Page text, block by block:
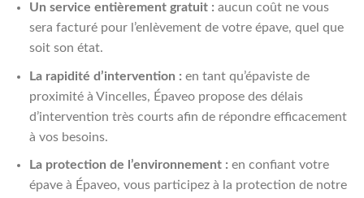
Un service entièrement gratuit : aucun coût ne vous
sera facturé pour l’enlèvement de votre épave, quel que
soit son état.
La rapidité d’intervention : en tant qu’épaviste de
proximité à Vincelles, Épaveo propose des délais
d’intervention très courts afin de répondre efficacement
à vos besoins.
La protection de l’environnement : en confiant votre
épave à Épaveo, vous participez à la protection de notre